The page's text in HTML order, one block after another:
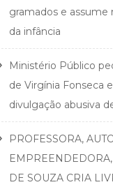
gramados e assume
da infância
Ministério Público
de Virgínia Fonseca
divulgação abusiva
PROFESSORA,
DE SOUZA CRIA